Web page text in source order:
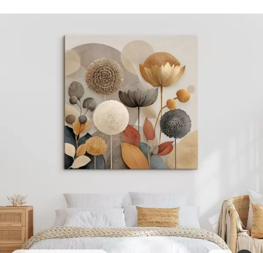
Поверхня з текстурою полотна
Екологічний матеріал